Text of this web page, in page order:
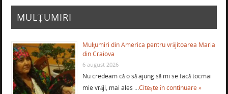
MULȚUMIRI
Mulţumiri din America pentru vrăjitoarea Maria
din Craiova
6 august 2026
Nu credeam că o să ajung să mi se facă tocmai
mie vrăji, mai ales …Citește în continuare »